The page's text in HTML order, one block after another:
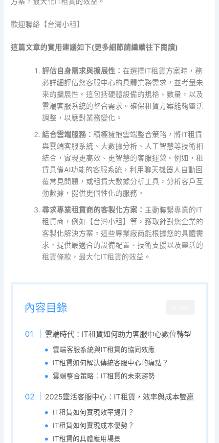
歡迎聯絡【台灣小租】
這篇文章的實用建議如下(更多細節請繼續往下閱讀)
評估自身需求與擴展性：在選擇IT租賃方案時，務
必詳細評估您客服中心的具體業務需求，並考量未
來的擴展性。這包括硬體設備的規格、數量，以及
雲端客服系統的整合需求。確保租賃方案能夠靈活
調整，以應對業務變化。
結合雲端服務：積極擁抱雲端整合策略，將IT租賃
與雲端客服系統、大數據分析、人工智慧等技術相
結合，實現更高效、更智慧的客服運營。例如，租
賃具備AI功能的客服系統，利用聊天機器人自動回
覆常見問題，或租賃大數據分析工具，分析客戶互
動數據，提供更個性化的服務。
尋求專業租賃商的客製化方案： 主動聯繫專業的IT
租賃商，例如【台灣小租】等，獲取針對您企業的
客製化解決方案。這些專業廠商能根據您的具體需
求，提供最適合的設備配置、技術支援以及靈活的
租賃條款，最大化IT租賃的效益。
內容目錄
雲端時代：IT租賃如何助力客服中心數位轉型
雲端客服系統與IT租賃的協同效應
IT租賃如何解決傳統客服中心的痛點？
雲端整合策略：IT租賃的未來趨勢
2025靈活客服中心：IT租賃，效率與成本雙贏
IT租賃如何實現效率提升？
IT租賃如何實現成本優勢？
IT租賃的具體應用場景